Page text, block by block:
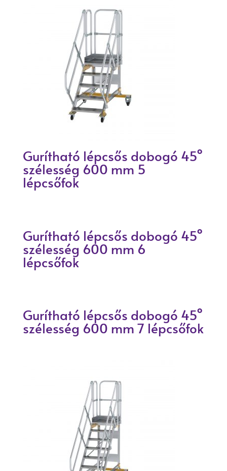
Gurítható lépcsős dobogó 45°
szélesség 600 mm 5
lépcsőfok
Gurítható lépcsős dobogó 45°
szélesség 600 mm 6
lépcsőfok
Gurítható lépcsős dobogó 45°
szélesség 600 mm 7 lépcsőfok